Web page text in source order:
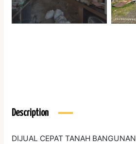
Description
DIJUAL CEPAT TANAH BANGUNAN